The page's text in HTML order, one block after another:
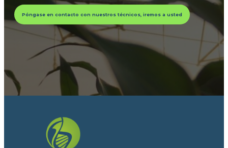
Póngase en contacto con nuestros técnicos, iremos a usted